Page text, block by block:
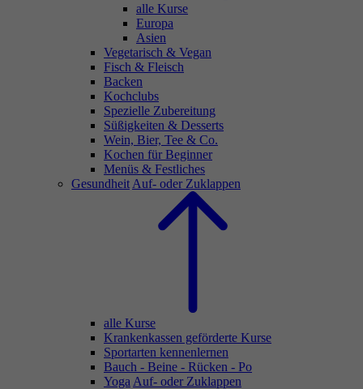
alle Kurse
Europa
Asien
Vegetarisch & Vegan
Fisch & Fleisch
Backen
Kochclubs
Spezielle Zubereitung
Süßigkeiten & Desserts
Wein, Bier, Tee & Co.
Kochen für Beginner
Menüs & Festliches
Gesundheit Auf- oder Zuklappen
alle Kurse
Krankenkassen geförderte Kurse
Sportarten kennenlernen
Bauch - Beine - Rücken - Po
Yoga Auf- oder Zuklappen